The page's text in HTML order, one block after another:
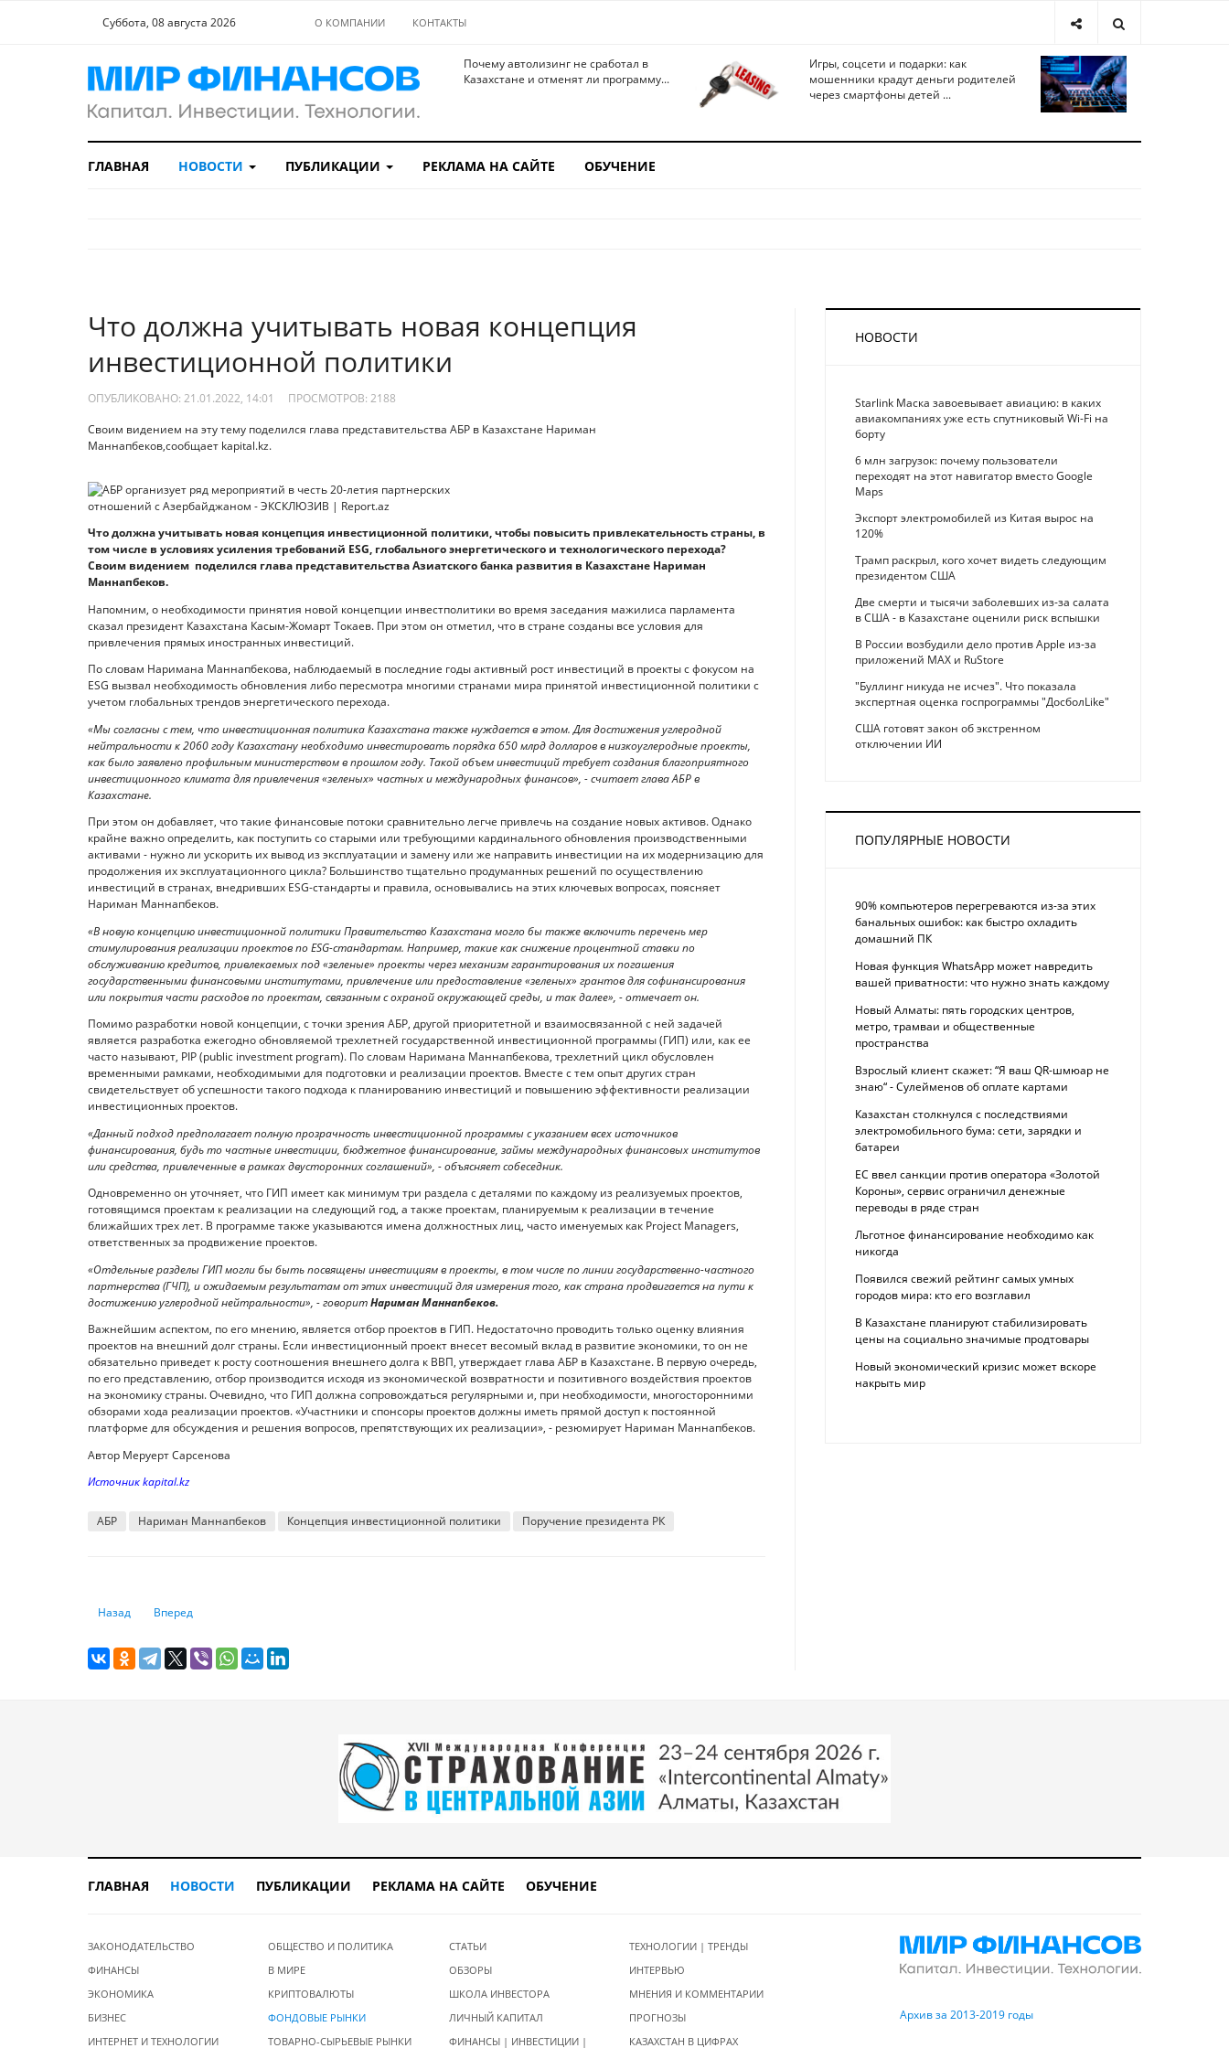
Суббота, 08 августа 2026 О КОМПАНИИ КОНТАКТЫ
Почему автолизинг не сработал в
Казахстане и отменят ли программу...
Игры, соцсети и подарки: как
мошенники крадут деньги родителей
через смартфоны детей ...
ГЛАВНАЯ НОВОСТИ ПУБЛИКАЦИИ РЕКЛАМА НА САЙТЕ ОБУЧЕНИЕ
Что должна учитывать новая концепция
инвестиционной политики
ОПУБЛИКОВАНО: 21.01.2022, 14:01 ПРОСМОТРОВ: 2188
Своим видением на эту тему поделился глава представительства АБР в Казахстане Нариман
Маннапбеков,сообщает kapital.kz.
Что должна учитывать новая концепция инвестиционной политики, чтобы повысить привлекательность страны, в
том числе в условиях усиления требований ESG, глобального энергетического и технологического перехода?
Своим видением поделился глава представительства Азиатского банка развития в Казахстане Нариман
Маннапбеков.
Напомним, о необходимости принятия новой концепции инвестполитики во время заседания мажилиса парламента
сказал президент Казахстана Касым-Жомарт Токаев. При этом он отметил, что в стране созданы все условия для
привлечения прямых иностранных инвестиций.
По словам Наримана Маннапбекова, наблюдаемый в последние годы активный рост инвестиций в проекты с фокусом на
ESG вызвал необходимость обновления либо пересмотра многими странами мира принятой инвестиционной политики с
учетом глобальных трендов энергетического перехода.
«Мы согласны с тем, что инвестиционная политика Казахстана также нуждается в этом. Для достижения углеродной
нейтральности к 2060 году Казахстану необходимо инвестировать порядка 650 млрд долларов в низкоуглеродные проекты,
как было заявлено профильным министерством в прошлом году. Такой объем инвестиций требует создания благоприятного
инвестиционного климата для привлечения «зеленых» частных и международных финансов», - считает глава АБР в
Казахстане.
При этом он добавляет, что такие финансовые потоки сравнительно легче привлечь на создание новых активов. Однако
крайне важно определить, как поступить со старыми или требующими кардинального обновления производственными
активами - нужно ли ускорить их вывод из эксплуатации и замену или же направить инвестиции на их модернизацию для
продолжения их эксплуатационного цикла? Большинство тщательно продуманных решений по осуществлению
инвестиций в странах, внедривших ESG-стандарты и правила, основывались на этих ключевых вопросах, поясняет
Нариман Маннапбеков.
«В новую концепцию инвестиционной политики Правительство Казахстана могло бы также включить перечень мер
стимулирования реализации проектов по ESG-стандартам. Например, такие как снижение процентной ставки по
обслуживанию кредитов, привлекаемых под «зеленые» проекты через механизм гарантирования их погашения
государственными финансовыми институтами, привлечение или предоставление «зеленых» грантов для софинансирования
или покрытия части расходов по проектам, связанным с охраной окружающей среды, и так далее», - отмечает он.
Помимо разработки новой концепции, с точки зрения АБР, другой приоритетной и взаимосвязанной с ней задачей
является разработка ежегодно обновляемой трехлетней государственной инвестиционной программы (ГИП) или, как ее
часто называют, PIP (public investment program). По словам Наримана Маннапбекова, трехлетний цикл обусловлен
временными рамками, необходимыми для подготовки и реализации проектов. Вместе с тем опыт других стран
свидетельствует об успешности такого подхода к планированию инвестиций и повышению эффективности реализации
инвестиционных проектов.
«Данный подход предполагает полную прозрачность инвестиционной программы с указанием всех источников
финансирования, будь то частные инвестиции, бюджетное финансирование, займы международных финансовых институтов
или средства, привлеченные в рамках двусторонних соглашений», - объясняет собеседник.
Одновременно он уточняет, что ГИП имеет как минимум три раздела с деталями по каждому из реализуемых проектов,
готовящимся проектам к реализации на следующий год, а также проектам, планируемым к реализации в течение
ближайших трех лет. В программе также указываются имена должностных лиц, часто именуемых как Project Managers,
ответственных за продвижение проектов.
«Отдельные разделы ГИП могли бы быть посвящены инвестициям в проекты, в том числе по линии государственно-частного
партнерства (ГЧП), и ожидаемым результатам от этих инвестиций для измерения того, как страна продвигается на пути к
достижению углеродной нейтральности», - говоритНариман Маннапбеков.
Важнейшим аспектом, по его мнению, является отбор проектов в ГИП. Недостаточно проводить только оценку влияния
проектов на внешний долг страны. Если инвестиционный проект внесет весомый вклад в развитие экономики, то он не
обязательно приведет к росту соотношения внешнего долга к ВВП, утверждает глава АБР в Казахстане. В первую очередь,
по его представлению, отбор производится исходя из экономической возвратности и позитивного воздействия проектов
на экономику страны. Очевидно, что ГИП должна сопровождаться регулярными и, при необходимости, многосторонними
обзорами хода реализации проектов. «Участники и спонсоры проектов должны иметь прямой доступ к постоянной
платформе для обсуждения и решения вопросов, препятствующих их реализации», - резюмирует Нариман Маннапбеков.
Автор Меруерт Сарсенова
Источник kapital.kz
АБР Нариман Маннапбеков Концепция инвестиционной политики Поручение президента РК
Предыдущий: Девальвация тенге до 650 спасет экономику Казахстана — экономист
Назад Следующий: Девальвация в Казахстане возможна даже при высоких ценах на нефть — Своик
Вперед
НОВОСТИ
Starlink Маска завоевывает авиацию: в каких
авиакомпаниях уже есть спутниковый Wi-Fi на
борту
6 млн загрузок: почему пользователи
переходят на этот навигатор вместо Google
Maps
Экспорт электромобилей из Китая вырос на
120%
Трамп раскрыл, кого хочет видеть следующим
президентом США
Две смерти и тысячи заболевших из-за салата
в США - в Казахстане оценили риск вспышки
В России возбудили дело против Apple из-за
приложений MAX и RuStore
"Буллинг никуда не исчез". Что показала
экспертная оценка госпрограммы "ДосболLike"
США готовят закон об экстренном
отключении ИИ
ПОПУЛЯРНЫЕ НОВОСТИ
90% компьютеров перегреваются из-за этих
банальных ошибок: как быстро охладить
домашний ПК
Новая функция WhatsApp может навредить
вашей приватности: что нужно знать каждому
Новый Алматы: пять городских центров,
метро, трамваи и общественные
пространства
Взрослый клиент скажет: “Я ваш QR-шмюар не
знаю“ - Сулейменов об оплате картами
Казахстан столкнулся с последствиями
электромобильного бума: сети, зарядки и
батареи
ЕС ввел санкции против оператора «Золотой
Короны», сервис ограничил денежные
переводы в ряде стран
Льготное финансирование необходимо как
никогда
Появился свежий рейтинг самых умных
городов мира: кто его возглавил
В Казахстане планируют стабилизировать
цены на социально значимые продтовары
Новый экономический кризис может вскоре
накрыть мир
ГЛАВНАЯ НОВОСТИ ПУБЛИКАЦИИ РЕКЛАМА НА САЙТЕ ОБУЧЕНИЕ
ЗАКОНОДАТЕЛЬСТВО
ФИНАНСЫ
ЭКОНОМИКА
БИЗНЕС
ИНТЕРНЕТ И ТЕХНОЛОГИИ
ОБЩЕСТВО И ПОЛИТИКА
В МИРЕ
КРИПТОВАЛЮТЫ
ФОНДОВЫЕ РЫНКИ
ТОВАРНО-СЫРЬЕВЫЕ РЫНКИ
СТАТЬИ
ОБЗОРЫ
ШКОЛА ИНВЕСТОРА
ЛИЧНЫЙ КАПИТАЛ
ФИНАНСЫ | ИНВЕСТИЦИИ |
ТЕХНОЛОГИИ | ТРЕНДЫ
ИНТЕРВЬЮ
МНЕНИЯ И КОММЕНТАРИИ
ПРОГНОЗЫ
КАЗАХСТАН В ЦИФРАХ
Архив за 2013-2019 годы